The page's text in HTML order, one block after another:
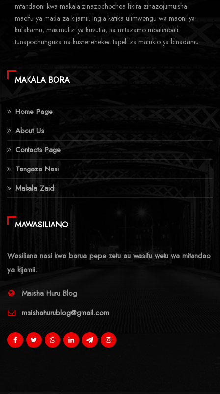
mtandaoni kwa makala zinazochochea fikira zinazojumuisha
maelfu ya mada za kijamii. Ingia katika ulimwengu wa maoni ya
kufahamu, masimulizi ya kuvutia, na mitazamo mbalimbali
tunapochunguza na kusherehekea tapeli za matukio ya binadamu.
MAKALA BORA
Home Page
About Us
Contacts Page
Tangaza Nasi
Makala Zaidi
MAWASILIANO
Wasiliana nasi kwa barua pepe zetu au wasifu wetu wa mitandao
ya kijamii.
Maisha Huru Blog
maishahurublog@gmail.com